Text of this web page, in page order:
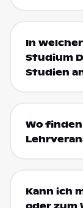
In
Studium
Studien
Wo
Kann ich